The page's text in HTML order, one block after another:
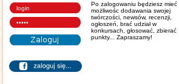
Po zalogowaniu będziesz mieć
możliwośc dodawania swojej
twórczości, newsów, recenzji,
ogłoszeń, brać udział w
konkursach, głosować, zbierać
punkty... Zapraszamy!